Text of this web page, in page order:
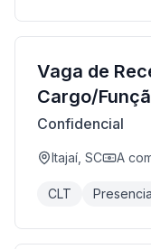
Vaga de
Cargo/
Confidencial
Itajaí, SC A
CLT